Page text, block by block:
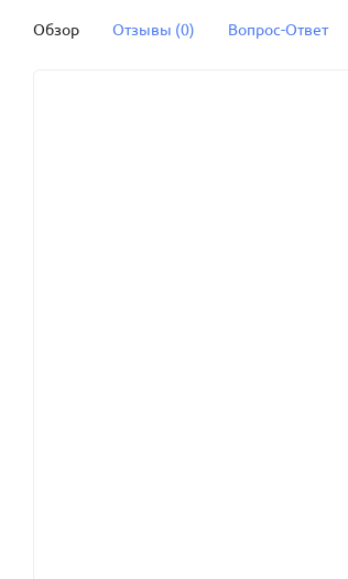
Обзор Отзывы (0) Вопрос-Ответ